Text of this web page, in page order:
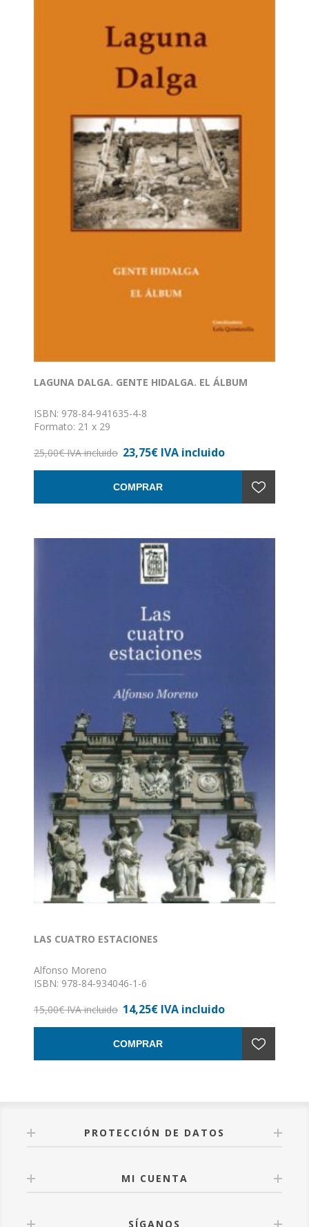
LAGUNA DALGA. GENTE HIDALGA. EL ÁLBUM
ISBN: 978-84-941635-4-8
Formato: 21 x 29
25,00€ IVA incluido 23,75€ IVA incluido
COMPRAR
LAS CUATRO ESTACIONES
Alfonso Moreno
ISBN: 978-84-934046-1-6
Nº de páginas: 148
15,00€ IVA incluido 14,25€ IVA incluido
COMPRAR
PROTECCIÓN DE DATOS
MI CUENTA
SÍGANOS